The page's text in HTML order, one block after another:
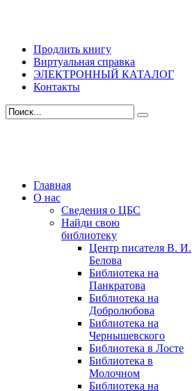
Продлить книгу
Виртуальная справка
ЭЛЕКТРОННЫЙ КАТАЛОГ
Контакты
Главная
О нас
Сведения о ЦБС
Найди свою
библиотеку
Центр писателя В. И.
Белова
Библиотека на
Панкратова
Библиотека на
Добролюбова
Библиотека на
Чернышевского
Библиотека в Лосте
Библиотека в
Молочном
Библиотека на